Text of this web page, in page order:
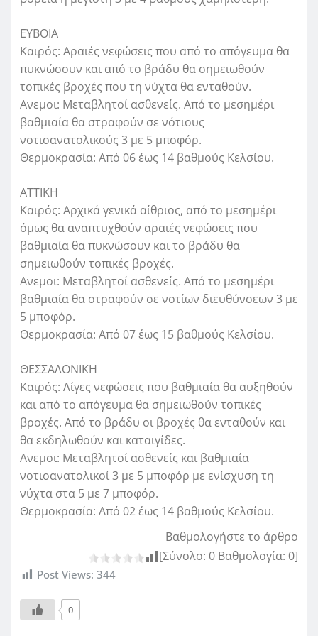
ΕΥΒΟΙΑ
Καιρός: Αραιές νεφώσεις που από το απόγευμα θα
πυκνώσουν και από το βράδυ θα σημειωθούν
τοπικές βροχές που τη νύχτα θα ενταθούν.
Ανεμοι: Μεταβλητοί ασθενείς. Από το μεσημέρι
βαθμιαία θα στραφούν σε νότιους
νοτιοανατολικούς 3 με 5 μποφόρ.
Θερμοκρασία: Από 06 έως 14 βαθμούς Κελσίου.
ΑΤΤΙΚΗ
Καιρός: Αρχικά γενικά αίθριος, από το μεσημέρι
όμως θα αναπτυχθούν αραιές νεφώσεις που
βαθμιαία θα πυκνώσουν και το βράδυ θα
σημειωθούν τοπικές βροχές.
Ανεμοι: Μεταβλητοί ασθενείς. Από το μεσημέρι
βαθμιαία θα στραφούν σε νοτίων διευθύνσεων 3 με
5 μποφόρ.
Θερμοκρασία: Από 07 έως 15 βαθμούς Κελσίου.
ΘΕΣΣΑΛΟΝΙΚΗ
Καιρός: Λίγες νεφώσεις που βαθμιαία θα αυξηθούν
και από το απόγευμα θα σημειωθούν τοπικές
βροχές. Από το βράδυ οι βροχές θα ενταθούν και
θα εκδηλωθούν και καταιγίδες.
Ανεμοι: Μεταβλητοί ασθενείς και βαθμιαία
νοτιοανατολικοί 3 με 5 μποφόρ με ενίσχυση τη
νύχτα στα 5 με 7 μποφόρ.
Θερμοκρασία: Από 02 έως 14 βαθμούς Κελσίου.
Βαθμολογήστε το άρθρο
[Σύνολο: 0 Βαθμολογία: 0]
Post Views: 344
0